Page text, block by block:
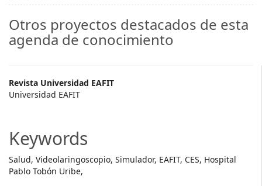
Otros proyectos destacados de esta
agenda de conocimiento
Main
Article
Revista Universidad EAFIT
Universidad EAFIT
Keywords
Salud, Videolaringoscopio, Simulador, EAFIT, CES, Hospital
Pablo Tobón Uribe,